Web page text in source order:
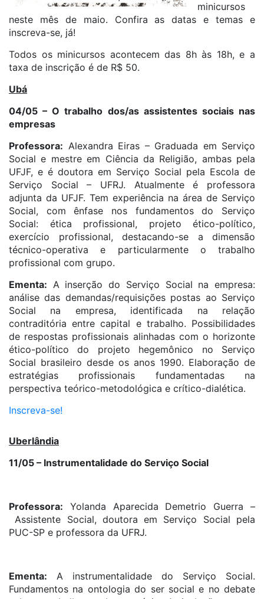
minicursos
neste mês de maio. Confira as datas e temas e
inscreva-se, já!
Todos os minicursos acontecem das 8h às 18h, e a
taxa de inscrição é de R$ 50.
Ubá
04/05 – O trabalho dos/as assistentes sociais nas
empresas
Professora: Alexandra Eiras – Graduada em Serviço
Social e mestre em Ciência da Religião, ambas pela
UFJF, e é doutora em Serviço Social pela Escola de
Serviço Social – UFRJ. Atualmente é professora
adjunta da UFJF. Tem experiência na área de Serviço
Social, com ênfase nos fundamentos do Serviço
Social: ética profissional, projeto ético-político,
exercício profissional, destacando-se a dimensão
técnico-operativa e particularmente o trabalho
profissional com grupo.
Ementa: A inserção do Serviço Social na empresa:
análise das demandas/requisições postas ao Serviço
Social na empresa, identificada na relação
contraditória entre capital e trabalho. Possibilidades
de respostas profissionais alinhadas com o horizonte
ético-político do projeto hegemônico no Serviço
Social brasileiro desde os anos 1990. Elaboração de
estratégias profissionais fundamentadas na
perspectiva teórico-metodológica e crítico-dialética.
Inscreva-se!
Uberlândia
11/05 – Instrumentalidade do Serviço Social
Professora: Yolanda Aparecida Demetrio Guerra –
Assistente Social, doutora em Serviço Social pela
PUC-SP e professora da UFRJ.
Ementa: A instrumentalidade do Serviço Social.
Fundamentos na ontologia do ser social e no debate